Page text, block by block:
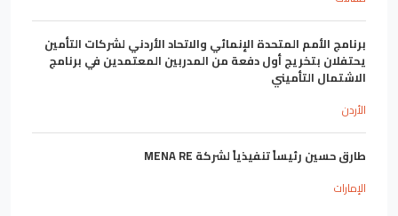
برنامج الأمم المتحدة الإنمائي والاتحاد الأردني لشركات التأمين
يحتفلان بتخريج أول دفعة من المدربين المعتمدين في برنامج
الاشتمال التأميني
الأردن
طارق حسين رئيساً تنفيذياً لشركة MENA RE
الإمارات